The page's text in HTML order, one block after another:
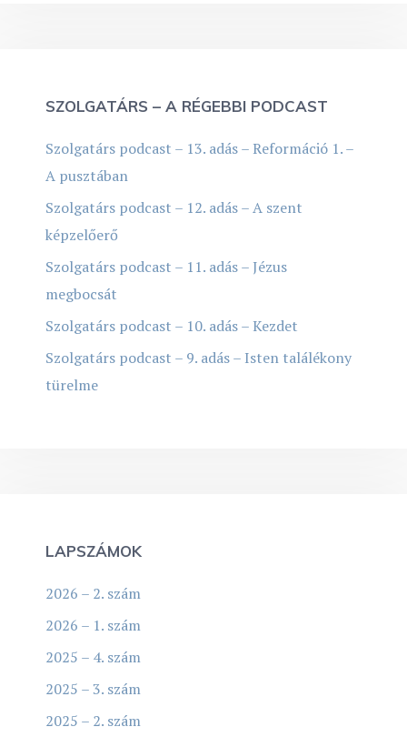
SZOLGATÁRS – A RÉGEBBI PODCAST
Szolgatárs podcast – 13. adás – Reformáció 1. –
A pusztában
Szolgatárs podcast – 12. adás – A szent
képzelőerő
Szolgatárs podcast – 11. adás – Jézus
megbocsát
Szolgatárs podcast – 10. adás – Kezdet
Szolgatárs podcast – 9. adás – Isten találékony
türelme
LAPSZÁMOK
2026 – 2. szám
2026 – 1. szám
2025 – 4. szám
2025 – 3. szám
2025 – 2. szám